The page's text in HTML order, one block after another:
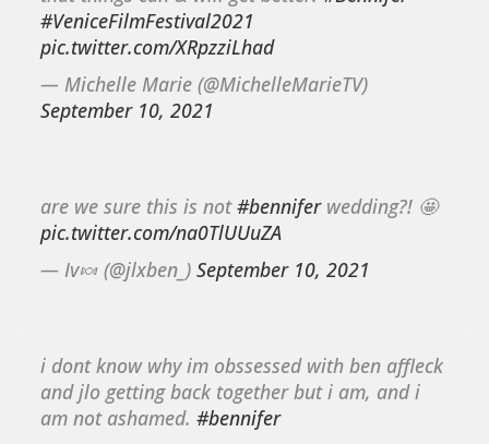
#VeniceFilmFestival2021
pic.twitter.com/XRpzziLhad
— Michelle Marie (@MichelleMarieTV)
September 10, 2021
are we sure this is not#benniferwedding?! 🤩
pic.twitter.com/na0TlUUuZA
— Iv🍬 (@jlxben_) September 10, 2021
i dont know why im obssessed with ben affleck
and jlo getting back together but i am, and i
am not ashamed. #bennifer